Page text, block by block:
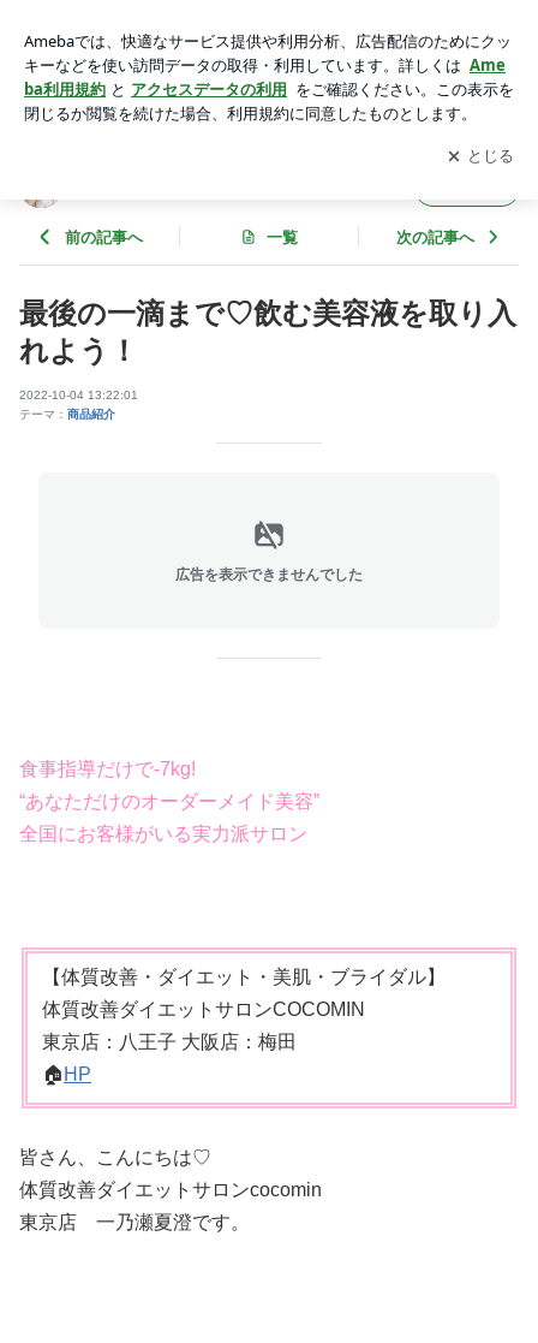
アプリをダウンロードして ブログの更新通知
を受け取りまし
ょう。
開く
前の記事へ 一覧 次の記事へ
最後の一滴まで♡飲む美容液を取り入
れよう！
2022-10-04 13:22:01
テーマ： 商品紹介
広告を表示できませんでした
食事指導だけで-7kg!
“あなただけのオーダーメイド美容”
全国にお客様がいる実力派サロン
【体質改善・ダイエット・美肌・ブライダル】
体質改善ダイエットサロンCOCOMIN
東京店：八王子 大阪店：梅田
🏠 HP
皆さん、こんにちは♡
体質改善ダイエットサロンcocomin
東京店 一乃瀬夏澄です。